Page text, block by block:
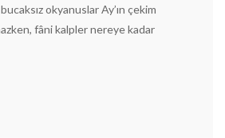
okyanuslar Ay’ın çekim
fâni kalpler nereye kadar